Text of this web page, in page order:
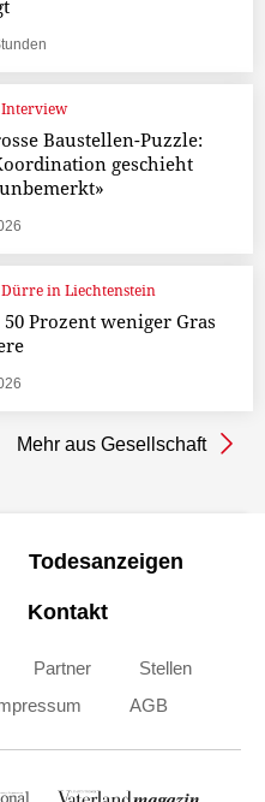
Interview
Baustellen-Puzzle:
geschieht
Dürre in Liechtenstein
Prozent weniger Gras
Mehr aus Gesellschaft
Todesanzeigen
Kontakt
Partner
Stellen
AGB